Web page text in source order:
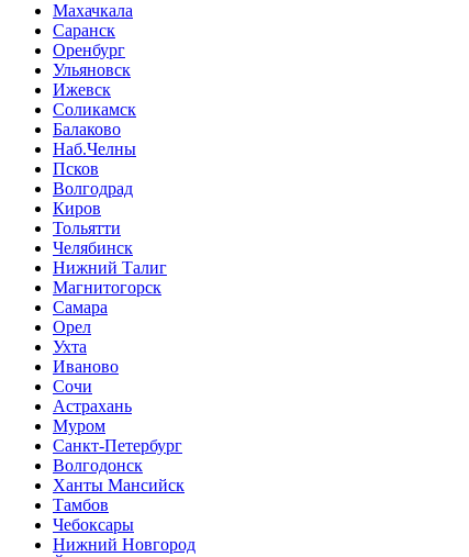
Махачкала
Саранск
Оренбург
Ульяновск
Ижевск
Соликамск
Балаково
Наб.Челны
Псков
Волгодрад
Киров
Тольятти
Челябинск
Нижний Талиг
Магнитогорск
Самара
Орел
Ухта
Иваново
Сочи
Астрахань
Муром
Санкт-Петербург
Волгодонск
Ханты Мансийск
Тамбов
Чебоксары
Нижний Новгород